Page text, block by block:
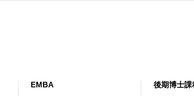
EMBA 後期博士課